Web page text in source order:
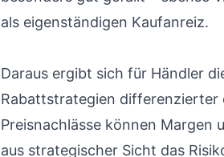
als eigenständigen Kaufanreiz.
Daraus ergibt sich für Händler
Rabattstrategien differenzierter
Preisnachlässe können Margen
aus strategischer Sicht das